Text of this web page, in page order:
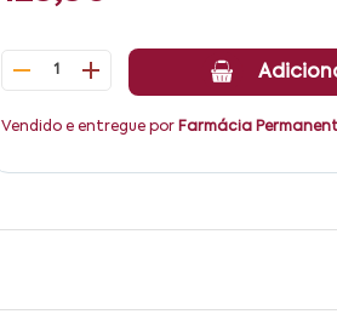
1
Vendido e entregue por Farmácia